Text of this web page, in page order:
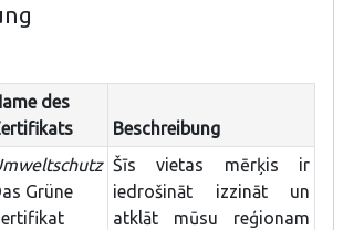
des
Beschreibung
Grüne
Šīs vietas mērķis ir
iedrošināt izzināt un
atklāt mūsu reģionam